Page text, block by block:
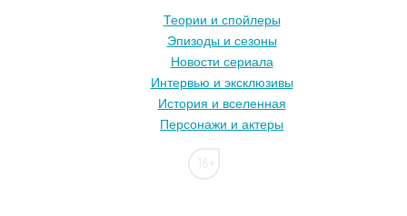
Теории и спойлеры
Эпизоды и сезоны
Новости сериала
Интервью и эксклюзивы
История и вселенная
Персонажи и актеры